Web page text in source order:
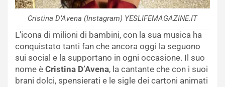
Cristina D’Avena (Instagram) YESLIFEMAGAZINE.IT
L’icona di milioni di bambini, con la sua musica ha
conquistato tanti fan che ancora oggi la seguono
sui social e la supportano in ogni occasione. Il suo
nome è Cristina D’Avena, la cantante che con i suoi
brani dolci, spensierati e le sigle dei cartoni animati